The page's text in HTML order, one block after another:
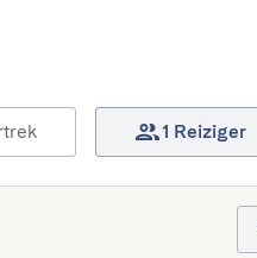
1 Reiziger